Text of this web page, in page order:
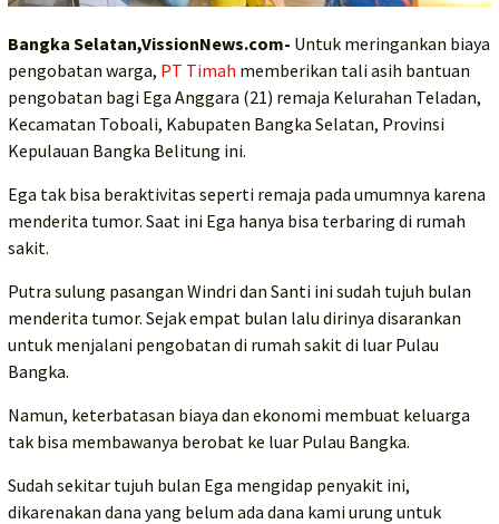
Bangka Selatan,VissionNews.com- Untuk meringankan biaya
pengobatan warga, PT Timah memberikan tali asih bantuan
pengobatan bagi Ega Anggara (21) remaja Kelurahan Teladan,
Kecamatan Toboali, Kabupaten Bangka Selatan, Provinsi
Kepulauan Bangka Belitung ini.
Ega tak bisa beraktivitas seperti remaja pada umumnya karena
menderita tumor. Saat ini Ega hanya bisa terbaring di rumah
sakit.
Putra sulung pasangan Windri dan Santi ini sudah tujuh bulan
menderita tumor. Sejak empat bulan lalu dirinya disarankan
untuk menjalani pengobatan di rumah sakit di luar Pulau
Bangka.
Namun, keterbatasan biaya dan ekonomi membuat keluarga
tak bisa membawanya berobat ke luar Pulau Bangka.
Sudah sekitar tujuh bulan Ega mengidap penyakit ini,
dikarenakan dana yang belum ada dana kami urung untuk